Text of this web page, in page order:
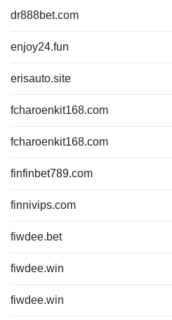
dr888bet.com
enjoy24.fun
erisauto.site
fcharoenkit168.com
fcharoenkit168.com
finfinbet789.com
finnivips.com
fiwdee.bet
fiwdee.win
fiwdee.win